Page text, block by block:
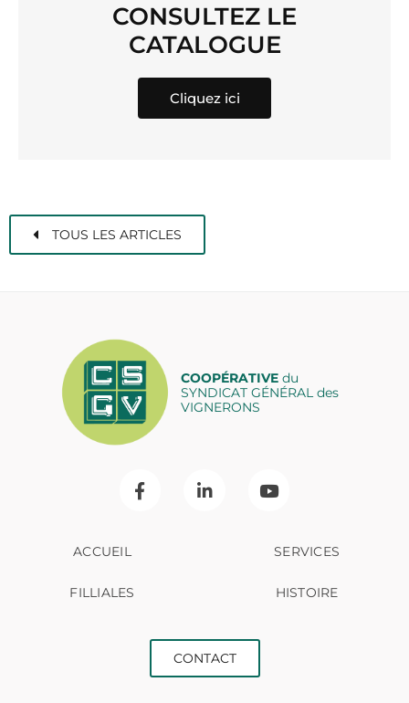
CONSULTEZ LE
CATALOGUE
Cliquez ici
TOUS LES ARTICLES
COOPÉRATIVEdu
SYNDICAT GÉNÉRAL des
VIGNERONS
ACCUEIL SERVICES
FILLIALES HISTOIRE
CONTACT